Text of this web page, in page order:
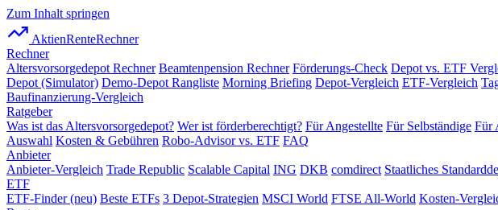
Zum Inhalt springen
AktienRenteRechner
Rechner
Altersvorsorgedepot Rechner Beamtenpension Rechner Förderungs-Check Depot vs. ETF
Depot (Simulator) Demo-Depot Rangliste Morning Briefing Depot-Vergleich ETF-Vergleich
Baufinanzierung-Vergleich
Ratgeber
Was ist das Altersvorsorgedepot? Wer ist förderberechtigt? Für Angestellte Für Selbständige Für
Auswahl Kosten & Gebühren Robo-Advisor vs. ETF FAQ
Anbieter
Anbieter-Vergleich Trade Republic Scalable Capital ING DKB comdirect Staatliches
ETF
ETF-Finder (neu) Beste ETFs 3 Depot-Strategien MSCI World FTSE All-World Kosten-